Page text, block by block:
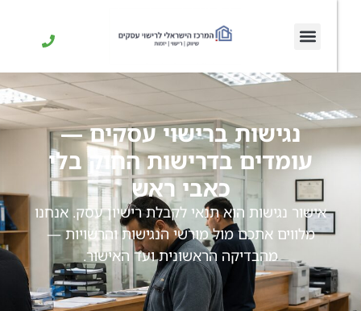
נגישות ברישוי עסקים —
עומדים בדרישות החוק בלי
כאבי ראש
אישור נגישות הוא תנאי לקבלת רישיון עסק. אנחנו
מלווים אתכם מול מורשי הנגישות והרשויות —
מהבדיקה הראשונית ועד האישור.